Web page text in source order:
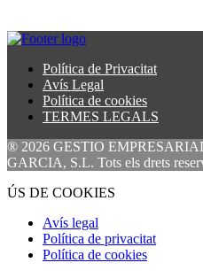
Política de Privacitat
Avís Legal
Política de cookies
TERMES LEGALS
® 2026 GESTIO
GARCIA, S.L. Tots els drets
ÚS DE COOKIES
Avís legal
Política de privacitat
Política de cookies